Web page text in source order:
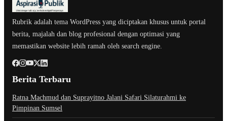
Rubrik adalah tema WordPress yang diciptakan khusus untuk portal
berita, majalah dan blog profesional dengan optimasi yang
memastikan website lebih ramah oleh search engine.
Berita Terbaru
Ratna Machmud dan Suprayitno Jalani Safari Silaturahmi ke
Pimpinan Sumsel